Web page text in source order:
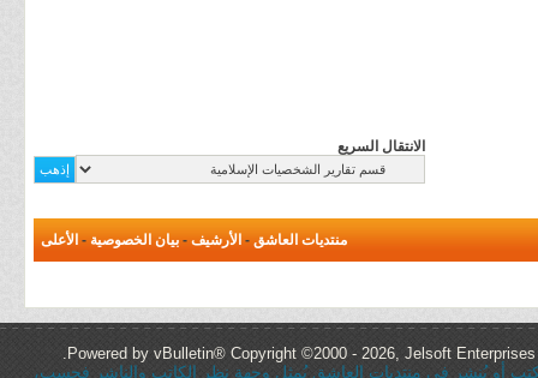
الانتقال السريع
منتديات العاشق - الأرشيف - بيان الخصوصية - الأعلى
Powered by vBulletin® Copyright ©2000 - 2026, Jelsoft Enterprises
أو يُنشر في منتديات العاشق يُمثل وجهة نظر الكاتب والناشر فحسب،